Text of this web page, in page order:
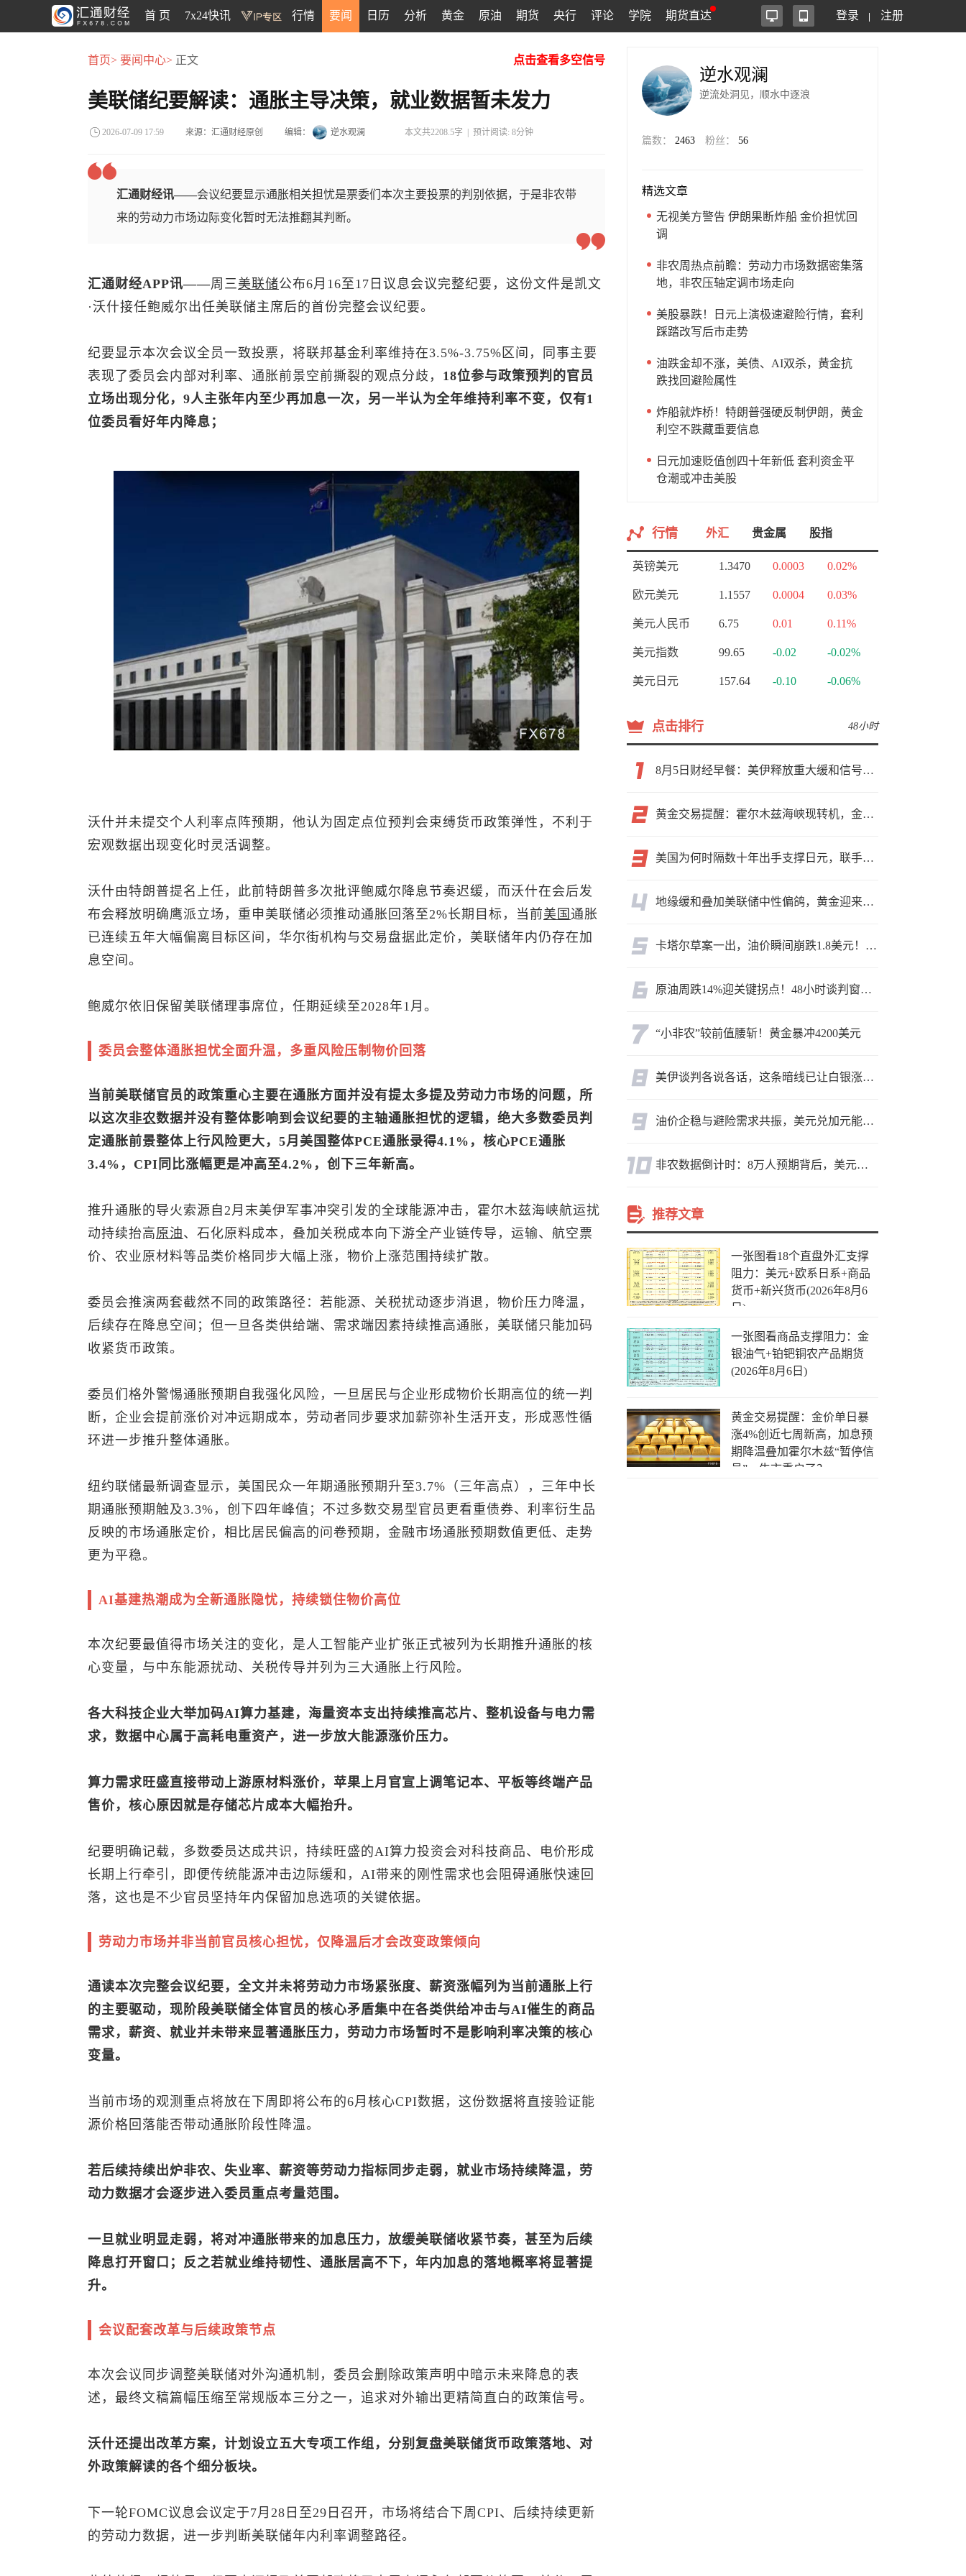
首 页 7x24快讯 行情 要闻 日历 分析 黄金 原油 期货 央行 评论 学院 期货直达 登录 注册
首页> 要闻中心> 正文 点击查看多空信号
美联储纪要解读：通胀主导决策，就业数据暂未发力
2026-07-09 17:59 来源：汇通财经原创 编辑： 逆水观澜 本文共2208.5字 |预计阅读: 8分钟
汇通财经讯——会议纪要显示通胀相关担忧是票委们本次主要投票的判别依据，于是非农带
来的劳动力市场边际变化暂时无法推翻其判断。
汇通财经APP讯——周三美联储公布6月16至17日议息会议完整纪要，这份文件是凯文
·沃什接任鲍威尔出任美联储主席后的首份完整会议纪要。
纪要显示本次会议全员一致投票，将联邦基金利率维持在3.5%-3.75%区间，同事主要
表现了委员会内部对利率、通胀前景空前撕裂的观点分歧， 18位参与政策预判的官员
立场出现分化，9人主张年内至少再加息一次，另一半认为全年维持利率不变，仅有1
位委员看好年内降息；
沃什并未提交个人利率点阵预期，他认为固定点位预判会束缚货币政策弹性，不利于
宏观数据出现变化时灵活调整。
沃什由特朗普提名上任，此前特朗普多次批评鲍威尔降息节奏迟缓，而沃什在会后发
布会释放明确鹰派立场，重申美联储必须推动通胀回落至2%长期目标，当前美国 通胀
已连续五年大幅偏离目标区间，华尔街机构与交易盘据此定价，美联储年内仍存在加
息空间。
鲍威尔依旧保留美联储理事席位，任期延续至2028年1月。
委员会整体通胀担忧全面升温，多重风险压制物价回落
当前美联储官员的政策重心主要在通胀方面并没有提太多提及劳动力市场的问题，所
以这次非农数据并没有整体影响到会议纪要的主轴通胀担忧的逻辑，绝大多数委员判
定通胀前景整体上行风险更大，5月美国整体PCE通胀录得4.1%，核心PCE通胀
3.4%，CPI同比涨幅更是冲高至4.2%，创下三年新高。
推升通胀的导火索源自2月末美伊军事冲突引发的全球能源冲击，霍尔木兹海峡航运扰
动持续抬高原油、石化原料成本，叠加关税成本向下游全产业链传导，运输、航空票
价、农业原材料等品类价格同步大幅上涨，物价上涨范围持续扩散。
委员会推演两套截然不同的政策路径：若能源、关税扰动逐步消退，物价压力降温，
后续存在降息空间；但一旦各类供给端、需求端因素持续推高通胀，美联储只能加码
收紧货币政策。
委员们格外警惕通胀预期自我强化风险，一旦居民与企业形成物价长期高位的统一判
断，企业会提前涨价对冲远期成本，劳动者同步要求加薪弥补生活开支，形成恶性循
环进一步推升整体通胀。
纽约联储最新调查显示，美国民众一年期通胀预期升至3.7%（三年高点），三年中长
期通胀预期触及3.3%，创下四年峰值；不过多数交易型官员更看重债券、利率衍生品
反映的市场通胀定价，相比居民偏高的问卷预期，金融市场通胀预期数值更低、走势
更为平稳。
AI基建热潮成为全新通胀隐忧，持续锁住物价高位
本次纪要最值得市场关注的变化，是人工智能产业扩张正式被列为长期推升通胀的核
心变量，与中东能源扰动、关税传导并列为三大通胀上行风险。
各大科技企业大举加码AI算力基建，海量资本支出持续推高芯片、整机设备与电力需
求，数据中心属于高耗电重资产，进一步放大能源涨价压力。
算力需求旺盛直接带动上游原材料涨价，苹果上月官宣上调笔记本、平板等终端产品
售价，核心原因就是存储芯片成本大幅抬升。
纪要明确记载，多数委员达成共识，持续旺盛的AI算力投资会对科技商品、电价形成
长期上行牵引，即便传统能源冲击边际缓和，AI带来的刚性需求也会阻碍通胀快速回
落，这也是不少官员坚持年内保留加息选项的关键依据。
劳动力市场并非当前官员核心担忧，仅降温后才会改变政策倾向
通读本次完整会议纪要，全文并未将劳动力市场紧张度、薪资涨幅列为当前通胀上行
的主要驱动，现阶段美联储全体官员的核心矛盾集中在各类供给冲击与AI催生的商品
需求，薪资、就业并未带来显著通胀压力，劳动力市场暂时不是影响利率决策的核心
变量。
当前市场的观测重点将放在下周即将公布的6月核心CPI数据，这份数据将直接验证能
源价格回落能否带动通胀阶段性降温。
若后续持续出炉非农、失业率、薪资等劳动力指标同步走弱，就业市场持续降温，劳
动力数据才会逐步进入委员重点考量范围。
一旦就业明显走弱，将对冲通胀带来的加息压力，放缓美联储收紧节奏，甚至为后续
降息打开窗口；反之若就业维持韧性、通胀居高不下，年内加息的落地概率将显著提
升。
会议配套改革与后续政策节点
本次会议同步调整美联储对外沟通机制，委员会删除政策声明中暗示未来降息的表
述，最终文稿篇幅压缩至常规版本三分之一，追求对外输出更精简直白的政策信号。
沃什还提出改革方案，计划设立五大专项工作组，分别复盘美联储货币政策落地、对
外政策解读的各个细分板块。
下一轮FOMC议息会议定于7月28日至29日召开，市场将结合下周CPI、后续持续更新
的劳动力数据，进一步判断美联储年内利率调整路径。
逆水观澜
逆流处洞见，顺水中逐浪
篇数： 2463 粉丝： 56
精选文章
无视美方警告 伊朗果断炸船 金价担忧回
调
非农周热点前瞻：劳动力市场数据密集落
地，非农压轴定调市场走向
美股暴跌！日元上演极速避险行情，套利
踩踏改写后市走势
油跌金却不涨，美债、AI双杀，黄金抗
跌找回避险属性
炸船就炸桥！特朗普强硬反制伊朗，黄金
利空不跌藏重要信息
日元加速贬值创四十年新低 套利资金平
仓潮或冲击美股
行情 外汇 贵金属 股指
英镑美元 1.3470 0.0003 0.02%
欧元美元 1.1557 0.0004 0.03%
美元人民币 6.75 0.01 0.11%
美元指数 99.65 -0.02 -0.02%
美元日元 157.64 -0.10 -0.06%
点击排行 48小时
8月5日财经早餐：美伊释放重大缓和信号，现货黄金高位持稳，美油重挫超6%
黄金交易提醒：霍尔木兹海峡现转机，金价小幅反弹，能否借就业数据再上新台阶？
美国为何时隔数十年出手支撑日元，联手救市的幕后真相来了！
地缘缓和叠加美联储中性偏鸽，黄金迎来上行窗口
卡塔尔草案一出，油价瞬间崩跌1.8美元！海峡真要通了？
原油周跌14%迎关键拐点！48小时谈判窗口，暗藏行情变数
“小非农”较前值腰斩！黄金暴冲4200美元
美伊谈判各说各话，这条暗线已让白银涨疯了
油价企稳与避险需求共振，美元兑加元能守住1.40关口吗？
非农数据倒计时：8万人预期背后，美元方向面临重新选择
推荐文章
一张图看18个直盘外汇支撑
阻力：美元+欧系日系+商品
货币+新兴货币(2026年8月6
日)
一张图看商品支撑阻力：金
银油气+铂钯铜农产品期货
(2026年8月6日)
黄金交易提醒：金价单日暴
涨4%创近七周新高，加息预
期降温叠加霍尔木兹“暂停信
号”，牛市重启了？